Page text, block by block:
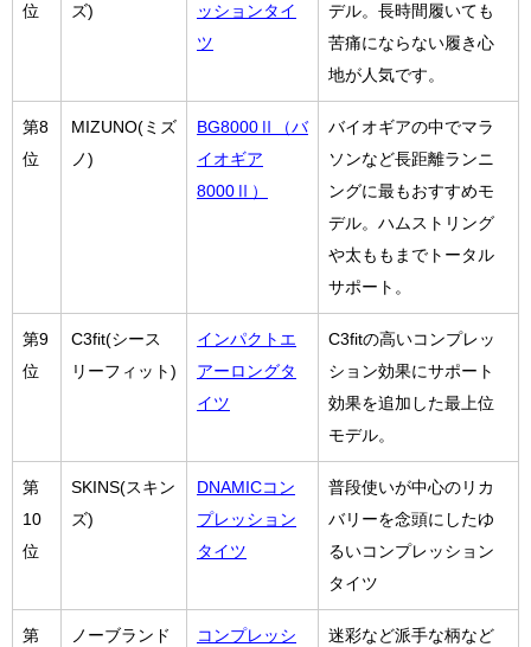
位
ズ)
ッションタイ
ツ
デル。長時間履いても
苦痛にならない履き心
地が人気です。
第8
位
MIZUNO(ミズ
ノ)
BG8000Ⅱ（バ
イオギア
8000Ⅱ）
バイオギアの中でマラ
ソンなど長距離ランニ
ングに最もおすすめモ
デル。ハムストリング
や太ももまでトータル
サポート。
第9
位
C3fit(シース
リーフィット)
インパクトエ
アーロングタ
イツ
C3fitの高いコンプレッ
ション効果にサポート
効果を追加した最上位
モデル。
第
10
位
SKINS(スキン
ズ)
DNAMICコン
プレッション
タイツ
普段使いが中心のリカ
バリーを念頭にしたゆ
るいコンプレッション
タイツ
第
ノーブランド
コンプレッシ
迷彩など派手な柄など